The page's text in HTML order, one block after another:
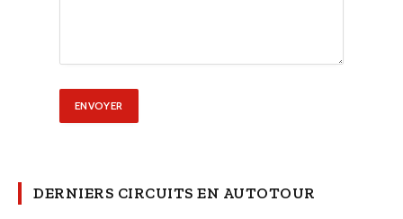
DERNIERS CIRCUITS EN AUTOTOUR